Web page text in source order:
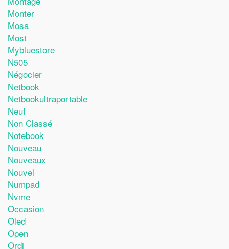
Monter
Mosa
Most
Mybluestore
N505
Négocier
Netbook
Netbookultraportable
Neuf
Non Classé
Notebook
Nouveau
Nouveaux
Nouvel
Numpad
Nvme
Occasion
Oled
Open
Ordi